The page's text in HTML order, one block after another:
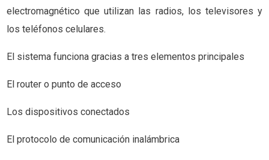
electromagnético que utilizan las radios, los televisores y
los teléfonos celulares.
El sistema funciona gracias a tres elementos principales
El router o punto de acceso
Los dispositivos conectados
El protocolo de comunicación inalámbrica